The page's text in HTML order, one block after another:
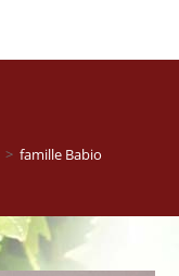
> famille Babio